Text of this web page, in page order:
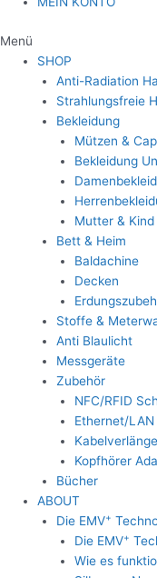
Menü
SHOP
Anti-Radiation
Strahlungsfreie
Bekleidung
Mützen &
Bekleidung
Mutter & Kind
Bett & Heim
Baldachine
Decken
Stoffe &
Anti Blaulicht
Messgeräte
Zubehör
NFC/RFID
Ethernet/
Kopfhörer
Bücher
ABOUT
Die EMV+
Die EMV+
Wie es